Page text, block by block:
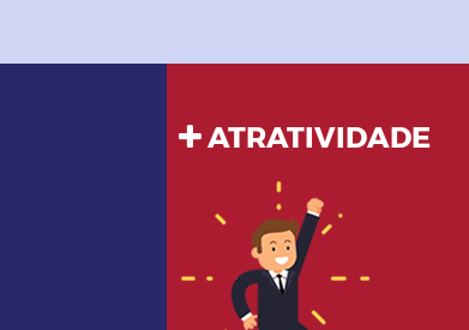
ATRATIVIDADE